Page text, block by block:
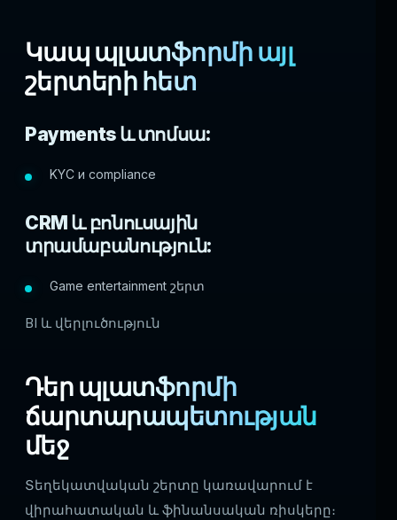
Կապ պլատֆորմի այլ
շերտերի հետ
Payments և տոմսա:
KYC и compliance
CRM և բոնուսային
տրամաբանություն:
Game entertainment շերտ
BI և վերլուծություն
Դեր պլատֆորմի
ճարտարապետության
մեջ
Տեղեկատվական շերտը կառավարում է
վիրահատական և ֆինանսական ռիսկերը։